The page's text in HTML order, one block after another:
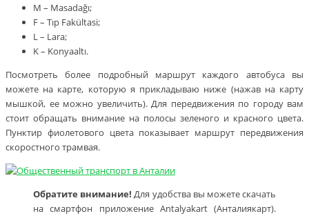
M – Masadağı;
F – Tıp Fakültasi;
L – Lara;
K – Konyaaltı.
Посмотреть более подробный маршрут каждого автобуса вы
можете на карте, которую я прикладываю ниже (нажав на карту
мышкой, ее можно увеличить). Для передвижения по городу вам
стоит обращать внимание на полосы зеленого и красного цвета.
Пунктир фиолетового цвета показывает маршрут передвижения
скоростного трамвая.
Обратите внимание! Для удобства вы можете скачать
на смартфон приложение Antalyakart (Анталиякарт).